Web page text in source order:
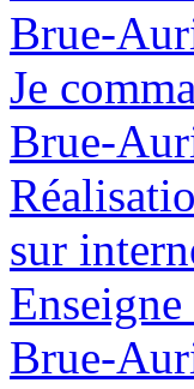
Brue-
Je
Brue-
sur
Brue-